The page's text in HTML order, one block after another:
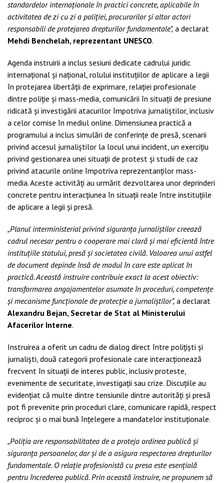
standardelor internaționale în practici concrete, aplicabile în
activitatea de zi cu zi a poliției, procurorilor și altor actori
responsabili de protejarea drepturilor fundamentale”, a declarat
Mehdi Benchelah, reprezentant UNESCO.
Agenda instruirii a inclus sesiuni dedicate cadrului juridic
internațional și național, rolului instituțiilor de aplicare a legii
în protejarea libertății de exprimare, relației profesionale
dintre poliție și mass-media, comunicării în situații de presiune
ridicată și investigării atacurilor împotriva jurnaliștilor, inclusiv
a celor comise în mediul online. Dimensiunea practică a
programului a inclus simulări de conferințe de presă, scenarii
privind accesul jurnaliștilor la locul unui incident, un exercițiu
privind gestionarea unei situații de protest și studii de caz
privind atacurile online împotriva reprezentanților mass-
media. Aceste activități au urmărit dezvoltarea unor deprinderi
concrete pentru interacțiunea în situații reale între instituțiile
de aplicare a legii și presă.
„Planul interministerial privind siguranța jurnaliștilor creează
cadrul necesar pentru o cooperare mai clară și mai eficientă între
instituțiile statului, presă și societatea civilă. Valoarea unui astfel
de document depinde însă de modul în care este aplicat în
practică. Această instruire contribuie exact la acest obiectiv:
transformarea angajamentelor asumate în proceduri, competențe
și mecanisme funcționale de protecție a jurnaliștilor”, a declarat
Alexandru Bejan, Secretar de Stat al Ministerului
Afacerilor Interne.
Instruirea a oferit un cadru de dialog direct între polițiști și
jurnaliști, două categorii profesionale care interacționează
frecvent în situații de interes public, inclusiv proteste,
evenimente de securitate, investigații sau crize. Discuțiile au
evidențiat că multe dintre tensiunile dintre autorități și presă
pot fi prevenite prin proceduri clare, comunicare rapidă, respect
reciproc și o mai bună înțelegere a mandatelor instituționale.
„Poliția are responsabilitatea de a proteja ordinea publică și
siguranța persoanelor, dar și de a asigura respectarea drepturilor
fundamentale. O relație profesionistă cu presa este esențială
pentru încrederea publică. Prin această instruire, ne propunem să